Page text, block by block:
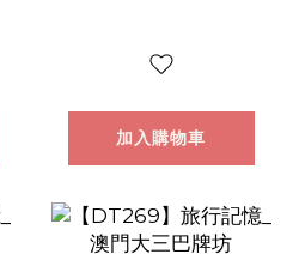
｜寵物、人像、
加入購物車